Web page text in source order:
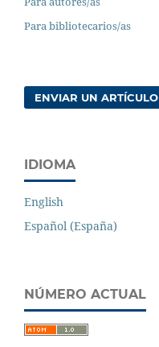
Para bibliotecarios/as
ENVIAR UN ARTÍCULO
IDIOMA
English
Español (España)
NÚMERO ACTUAL